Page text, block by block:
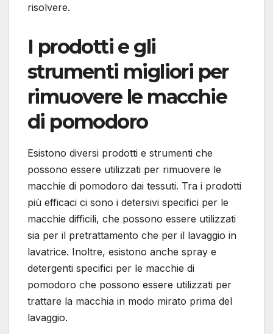
risolvere.
I prodotti e gli
strumenti migliori per
rimuovere le macchie
di pomodoro
Esistono diversi prodotti e strumenti che
possono essere utilizzati per rimuovere le
macchie di pomodoro dai tessuti. Tra i prodotti
più efficaci ci sono i detersivi specifici per le
macchie difficili, che possono essere utilizzati
sia per il pretrattamento che per il lavaggio in
lavatrice. Inoltre, esistono anche spray e
detergenti specifici per le macchie di
pomodoro che possono essere utilizzati per
trattare la macchia in modo mirato prima del
lavaggio.